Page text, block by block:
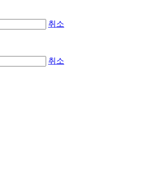
취소
취소